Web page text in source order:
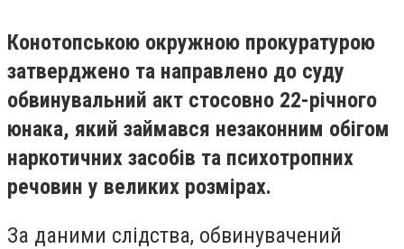
Конотопською окружною прокуратурою
затверджено та направлено до суду
обвинувальний акт стосовно 22-річного
юнака, який займався незаконним обігом
наркотичних засобів та психотропних
речовин у великих розмірах.
За даними слідства, обвинувачений